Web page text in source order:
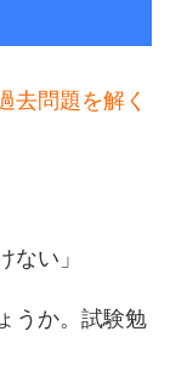
去問題を解く
ない」
うか。試験勉